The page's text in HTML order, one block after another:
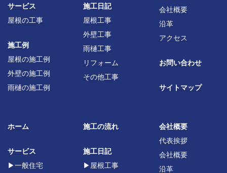
サービス
屋根の工事
施工例
屋根の施工例
外壁の施工例
雨樋の施工例
施工日記
屋根工事
外壁工事
雨樋工事
リフォーム
その他工事
会社概要
沿革
アクセス
お問い合わせ
サイトマップ
ホーム
サービス
▶一般住宅
施工の流れ
施工日記
▶ 屋根工事
会社概要
代表挨拶
会社概要
沿革